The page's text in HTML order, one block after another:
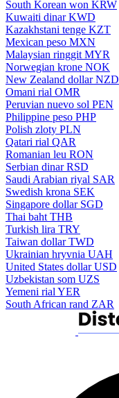
South Korean won KRW
Kuwaiti dinar KWD
Kazakhstani tenge KZT
Mexican peso MXN
Malaysian ringgit MYR
Norwegian krone NOK
New Zealand dollar NZD
Omani rial OMR
Peruvian nuevo sol PEN
Philippine peso PHP
Polish zloty PLN
Qatari rial QAR
Romanian leu RON
Serbian dinar RSD
Saudi Arabian riyal SAR
Swedish krona SEK
Singapore dollar SGD
Thai baht THB
Turkish lira TRY
Taiwan dollar TWD
Ukrainian hryvnia UAH
United States dollar USD
Uzbekistan som UZS
Yemeni rial YER
South African rand ZAR